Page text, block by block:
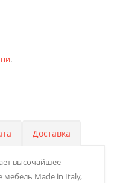
.
Доставка
высочайшее
мебель Made in Italy,